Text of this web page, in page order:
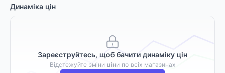
Динаміка цін
Зареєструйтесь, щоб бачити динаміку цін
Відстежуйте зміни ціни по всіх магазинах